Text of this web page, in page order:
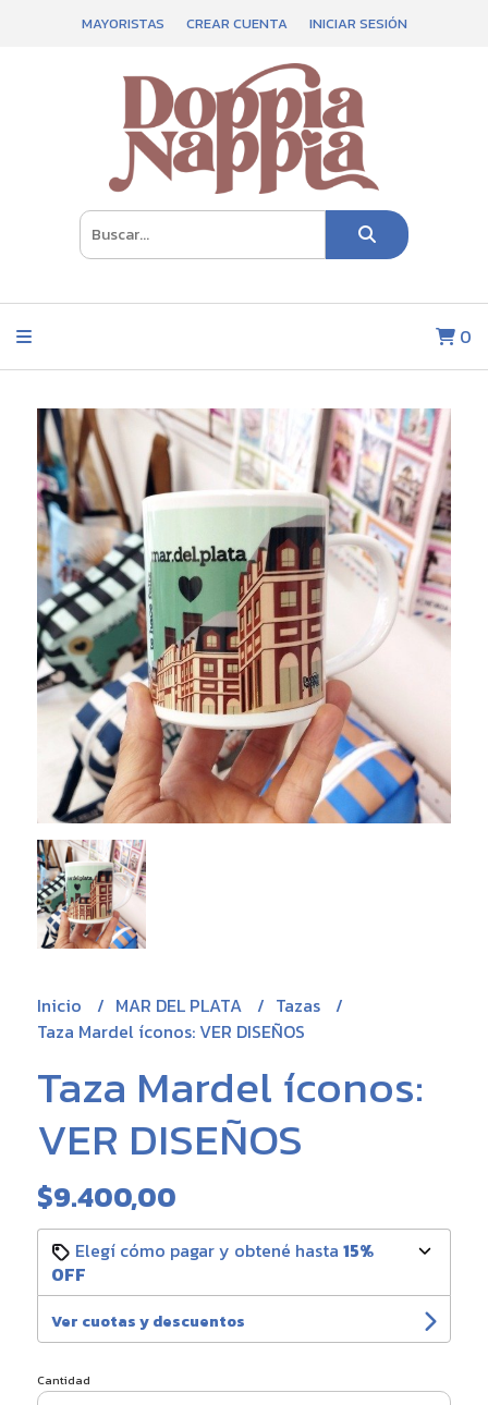
MAYORISTAS CREAR CUENTA INICIAR SESIÓN
0
Inicio MAR DEL PLATA
Tazas
Taza Mardel íconos: VER DISEÑOS
Taza Mardel íconos:
VER DISEÑOS
$9.400,00
Elegí cómo pagar y obtené hasta 15%
OFF
Ver cuotas y descuentos
Cantidad